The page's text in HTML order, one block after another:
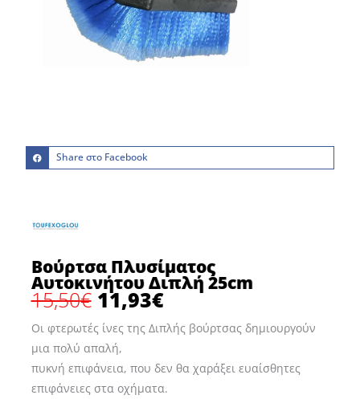
Share στο Facebook
Βούρτσα Πλυσίματος
Αυτοκινήτου Διπλή 25cm
15,50€ Original
price
was:
15,50€.
11,93€Η
τρέχουσα
είναι:
11,93€.
Οι φτερωτές ίνες της Διπλής βούρτσας δημιουργούν
μια πολύ απαλή,
πυκνή επιφάνεια, που δεν θα χαράξει ευαίσθητες
επιφάνειες στα οχήματα.